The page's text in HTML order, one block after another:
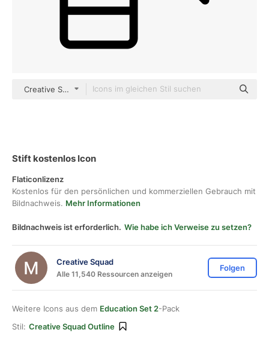
Creative Squad outline
Stift kostenlos Icon
Flaticonlizenz
Kostenlos für den persönlichen und kommerziellen Gebrauch mit
Bildnachweis. Mehr Informationen
Bildnachweis ist erforderlich. Wie habe ich Verweise zu setzen?
Creative Squad
Alle 11,540 Ressourcen anzeigen
Folgen
Weitere Icons aus dem Education Set 2-Pack
Stil: Creative Squad Outline